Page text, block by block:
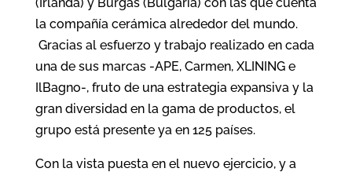
la compañía cerámica alrededor del mundo.
Gracias al esfuerzo y trabajo realizado en cada
una de sus marcas -APE, Carmen, XLINING e
IlBagno-, fruto de una estrategia expansiva y la
gran diversidad en la gama de productos, el
grupo está presente ya en 125 países.
Con la vista puesta en el nuevo ejercicio, y a